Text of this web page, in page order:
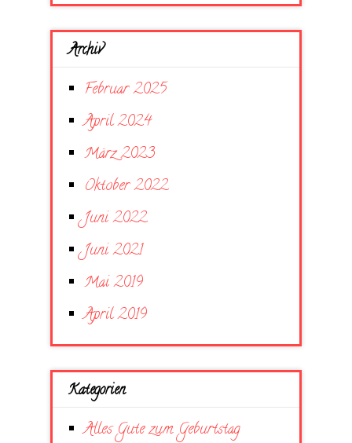
Archiv
Februar 2025
April 2024
März 2023
Oktober 2022
Juni 2022
Juni 2021
Mai 2019
April 2019
Kategorien
Alles Gute zum Geburtstag